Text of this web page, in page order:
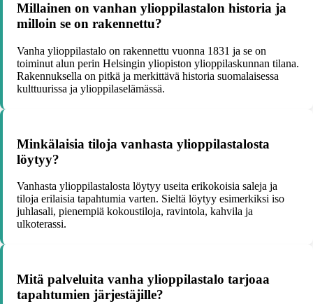
Millainen on vanhan ylioppilastalon historia ja
milloin se on rakennettu?
Vanha ylioppilastalo on rakennettu vuonna 1831 ja se on
toiminut alun perin Helsingin yliopiston ylioppilaskunnan tilana.
Rakennuksella on pitkä ja merkittävä historia suomalaisessa
kulttuurissa ja ylioppilaselämässä.
Minkälaisia tiloja vanhasta ylioppilastalosta
löytyy?
Vanhasta ylioppilastalosta löytyy useita erikokoisia saleja ja
tiloja erilaisia tapahtumia varten. Sieltä löytyy esimerkiksi iso
juhlasali, pienempiä kokoustiloja, ravintola, kahvila ja
ulkoterassi.
Mitä palveluita vanha ylioppilastalo tarjoaa
tapahtumien järjestäjille?